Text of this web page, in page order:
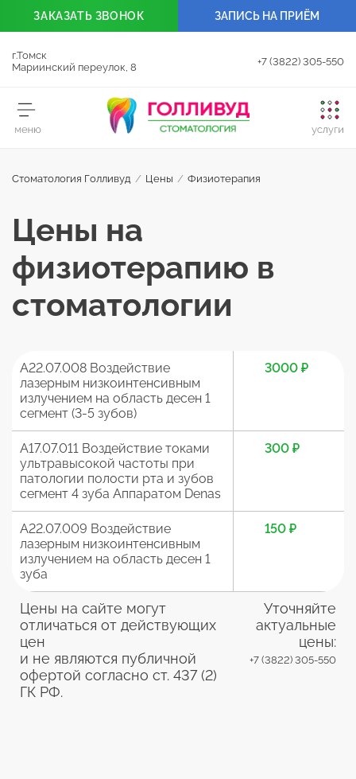
г.Томск
Мариинский переулок, 8
+7 (3822) 305-550
ЗАКАЗАТЬ ЗВОНОК ЗАПИСЬ НА ПРИЁМ
Стоматология Голливуд / Цены / Физиотерапия
Цены на
физиотерапию в
стоматологии
А22.07.008 Воздействие
лазерным низкоинтенсивным
излучением на область десен 1
сегмент (3-5 зубов)
3000 ₽
А17.07.011 Воздействие токами
ультравысокой частоты при
патологии полости рта и зубов
сегмент 4 зуба Аппаратом Denas
300 ₽
А22.07.009 Воздействие
лазерным низкоинтенсивным
излучением на область десен 1
зуба
150 ₽
Цены на сайте могут
отличаться от действующих
цен
и не являются публичной
офертой согласно ст. 437 (2)
ГК РФ.
Уточняйте
актуальные
цены:
+7 (3822) 305-550